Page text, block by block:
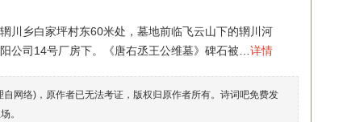
川乡白家坪村东60米处，墓地前临飞云山下的辋川河
公司14号厂房下。《唐右丞王公维墓》碑石被… 详情
网络)，原作者已无法考证，版权归原作者所有。诗词吧免费发
。